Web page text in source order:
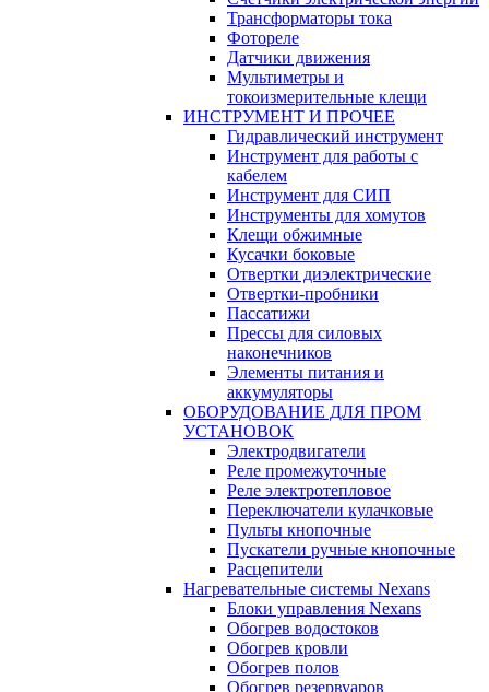
Трансформаторы тока
Фотореле
Датчики движения
Мультиметры и
токоизмерительные клещи
ИНСТРУМЕНТ И ПРОЧЕЕ
Гидравлический инструмент
Инструмент для работы с
кабелем
Инструмент для СИП
Инструменты для хомутов
Клещи обжимные
Кусачки боковые
Отвертки диэлектрические
Отвертки-пробники
Пассатижи
Прессы для силовых
наконечников
Элементы питания и
аккумуляторы
ОБОРУДОВАНИЕ ДЛЯ ПРОМ
УСТАНОВОК
Электродвигатели
Реле промежуточные
Реле электротепловое
Переключатели кулачковые
Пульты кнопочные
Пускатели ручные кнопочные
Расцепители
Нагревательные системы Nexans
Блоки управления Nexans
Обогрев водостоков
Обогрев кровли
Обогрев полов
Обогрев резервуаров